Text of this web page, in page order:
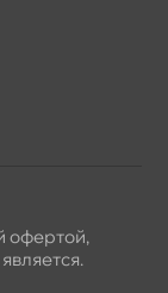
офертой,